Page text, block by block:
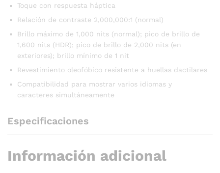
Toque con respuesta háptica
Relación de contraste 2,000,000:1 (normal)
Brillo máximo de 1,000 nits (normal); pico de brillo de
1,600 nits (HDR); pico de brillo de 2,000 nits (en
exteriores); brillo mínimo de 1 nit
Revestimiento oleofóbico resistente a huellas dactilares
Compatibilidad para mostrar varios idiomas y
caracteres simultáneamente
Especificaciones
Información adicional